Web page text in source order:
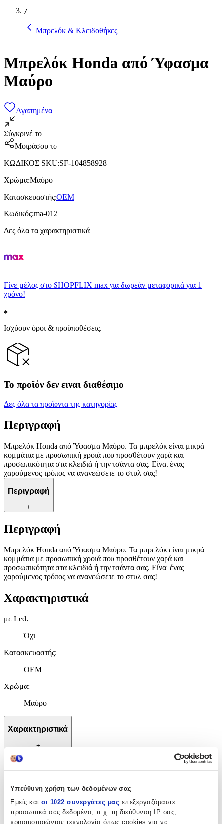
Υπεύθυνη χρήση των δεδομένων σας
Εμείς και οι 1022 συνεργάτες μας επεξεργαζόμαστε
προσωπικά σας δεδομένα, π.χ. τη διεύθυνση IP σας,
χρησιμοποιώντας τεχνολογία όπως cookies για να
/
Μπρελόκ & Κλειδοθήκες
Μπρελόκ Honda από Ύφασμα
Μαύρο
Αγαπημένα
Σύγκρινέ το
Μοιράσου το
ΚΩΔΙΚΟΣ SKU:SF-104858928
Χρώμα:Μαύρο
Κατασκευαστής:OEM
Κωδικός:ma-012
Δες όλα τα χαρακτηριστικά
Γίνε μέλος στο SHOPFLIX max για δωρεάν μεταφορικά για 1
χρόνο!
Ισχύουν όροι & προϋποθέσεις.
Το προϊόν δεν ειναι διαθέσιμο
Δες όλα τα προϊόντα της κατηγορίας
Περιγραφή
Μπρελόκ Honda από Ύφασμα Μαύρο. Τα μπρελόκ είναι μικρά
κομμάτια με προσωπική χροιά που προσθέτουν χαρά και
προσωπικότητα στα κλειδιά ή την τσάντα σας. Είναι ένας
χαρούμενος τρόπος να ανανεώσετε το στυλ σας!
Περιγραφή
+
Περιγραφή
Μπρελόκ Honda από Ύφασμα Μαύρο. Τα μπρελόκ είναι μικρά
κομμάτια με προσωπική χροιά που προσθέτουν χαρά και
προσωπικότητα στα κλειδιά ή την τσάντα σας. Είναι ένας
χαρούμενος τρόπος να ανανεώσετε το στυλ σας!
Χαρακτηριστικά
με Led:
Όχι
Κατασκευαστής:
OEM
Χρώμα:
Μαύρο
Χαρακτηριστικά
+
Χαρακτηριστικά
με Led:
Όχι
Κατασκευαστής: